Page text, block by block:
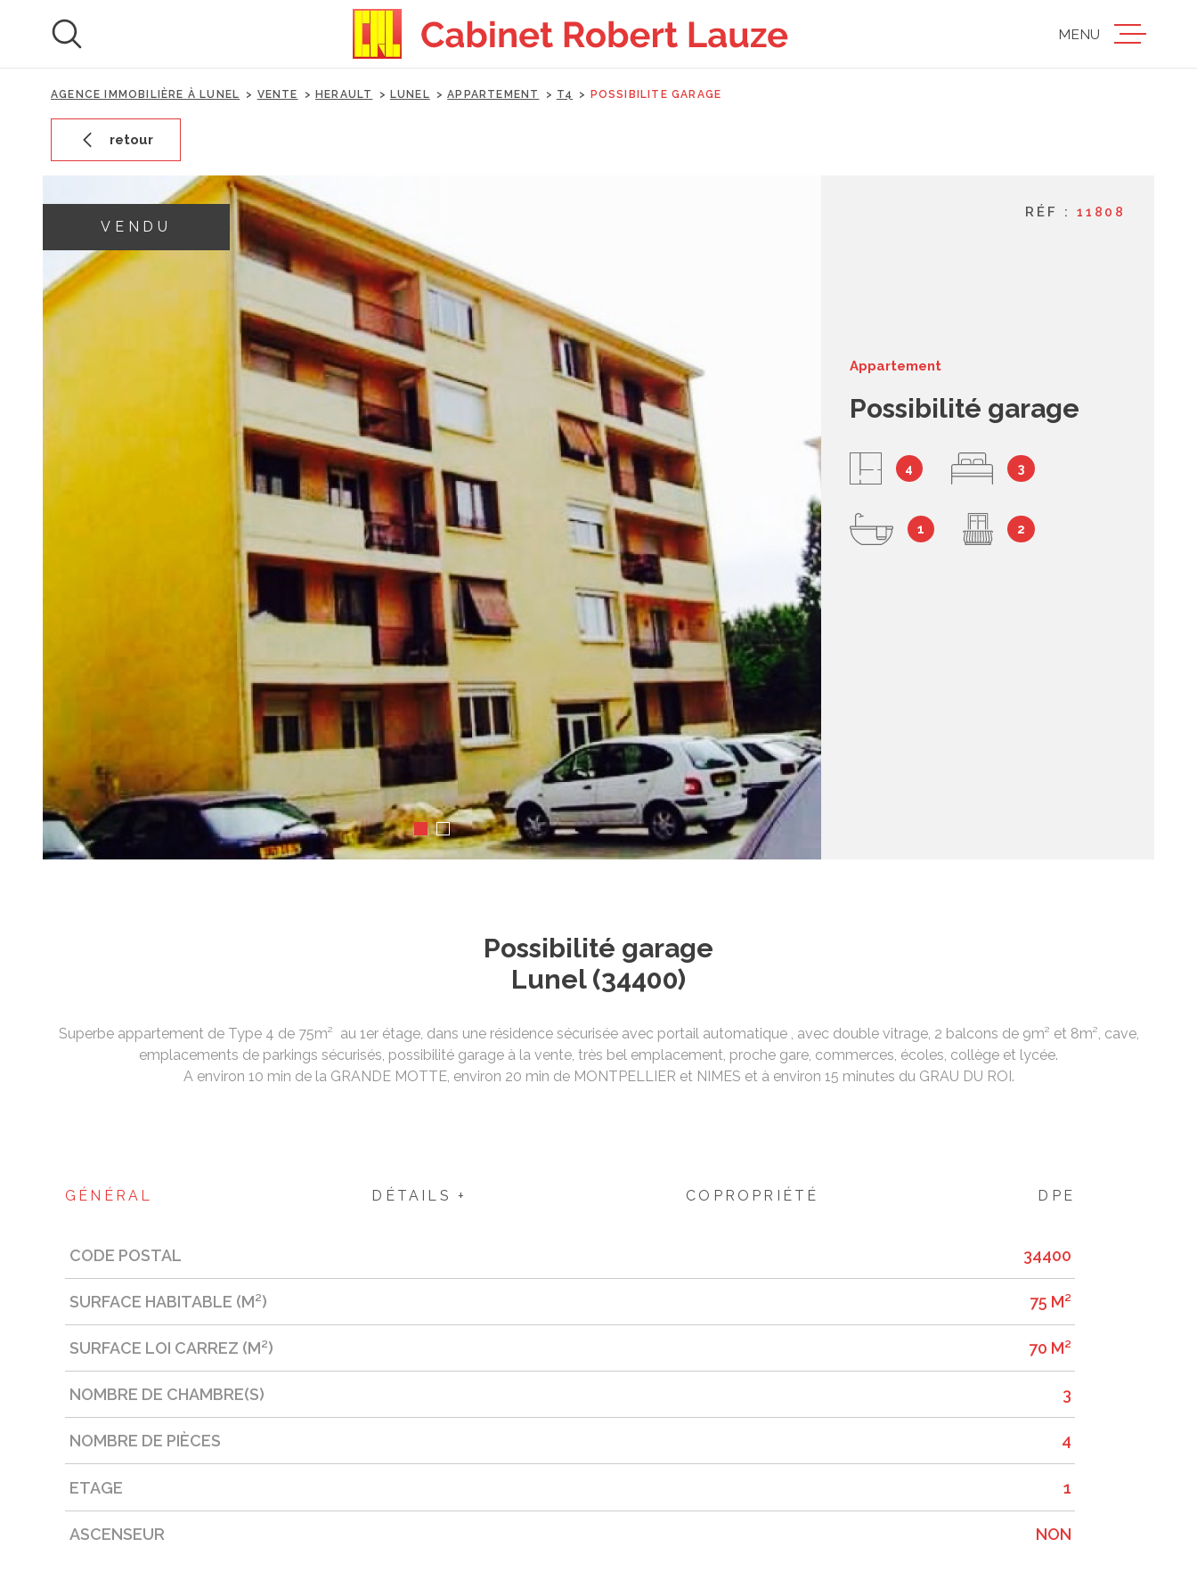
recherche
principal
MENU
AGENCE IMMOBILIÈRE À LUNEL VENTE HERAULT LUNEL APPARTEMENT T4 POSSIBILITE GARAGE
retour
VENDU
RÉF : 11808
Appartement
Possibilité garage
4 3
1 2
Possibilité garage
Lunel (34400)
Superbe appartement de Type 4 de 75m² au 1er étage, dans une résidence sécurisée avec portail automatique , avec double vitrage, 2 balcons de 9m² et 8m², cave,
emplacements de parkings sécurisés, possibilité garage à la vente, très bel emplacement, proche gare, commerces, écoles, collège et lycée.
A environ 10 min de la GRANDE MOTTE, environ 20 min de MONTPELLIER et NIMES et à environ 15 minutes du GRAU DU ROI.
GÉNÉRAL DÉTAILS + COPROPRIÉTÉ DPE
Caractérisque Valeurs
CODE POSTAL 34400
SURFACE HABITABLE (M²) 75 M²
SURFACE LOI CARREZ (M²) 70 M²
NOMBRE DE CHAMBRE(S) 3
NOMBRE DE PIÈCES 4
ETAGE 1
ASCENSEUR NON